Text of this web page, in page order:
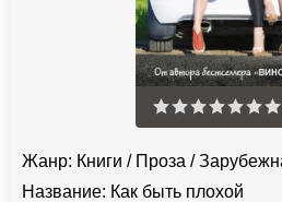
Жанр: Книги / Проза /
Название: Как быть плохой